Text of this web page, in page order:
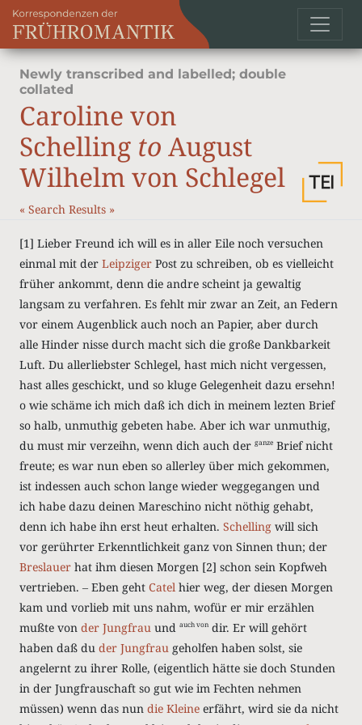
Newly transcribed and labelled; double
collated
Caroline von
Schelling to August
Wilhelm von Schlegel
« Search Results »
[1] Lieber Freund ich will es in aller Eile noch versuchen
einmal mit der Leipziger Post zu schreiben, ob es vielleicht
früher ankommt, denn die andre scheint ja gewaltig
langsam zu verfahren. Es fehlt mir zwar an Zeit, an Federn
vor einem Augenblick auch noch an Papier, aber durch
alle Hinder nisse durch macht sich die große Dankbarkeit
Luft. Du allerliebster Schlegel, hast mich nicht vergessen,
hast alles geschickt, und so kluge Gelegenheit dazu ersehn!
o wie schäme ich mich daß ich dich in meinem lezten Brief
so halb, unmuthig gebeten habe. Aber ich war unmuthig,
du must mir verzeihn, wenn dich auch der ganze Brief nicht
freute; es war nun eben so allerley über mich gekommen,
ist indessen auch schon lange wieder weggegangen und
ich habe dazu deinen Mareschino nicht nöthig gehabt,
denn ich habe ihn erst heut erhalten. Schelling will sich
vor gerührter Erkenntlichkeit ganz von Sinnen thun; der
Breslauer hat ihm diesen Morgen [2] schon sein Kopfweh
vertrieben. ‒ Eben geht Catel hier weg, der diesen Morgen
kam und vorlieb mit uns nahm, wofür er mir erzählen
mußte von der Jungfrau und auch von dir. Er will gehört
haben daß du der Jungfrau geholfen haben solst, sie
angelernt zu ihrer Rolle, (eigentlich hätte sie doch Stunden
in der Jungfrauschaft so gut wie im Fechten nehmen
müssen) wenn das nun die Kleine erfährt, wird sie da nicht